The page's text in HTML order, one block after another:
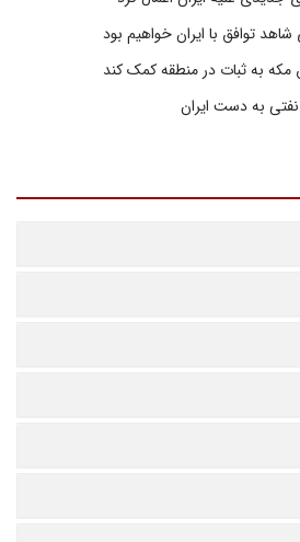
توافق با ایران خواهیم بود
مکه به ثبات در منطقه کمک کند